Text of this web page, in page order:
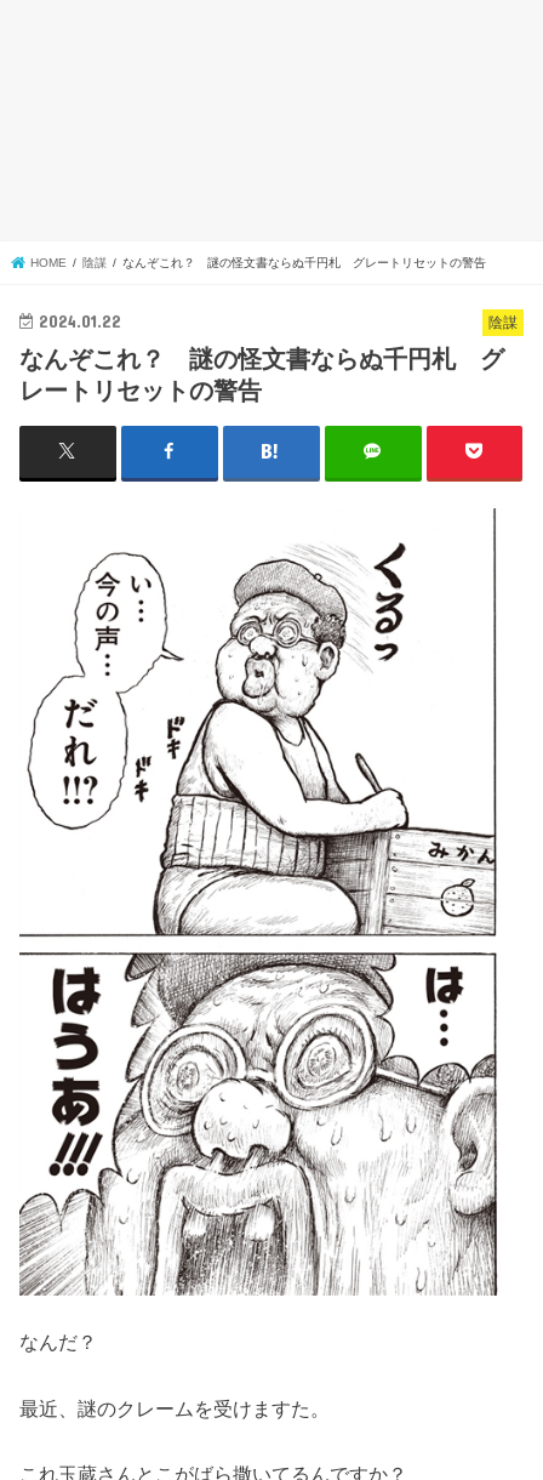
HOME 陰謀 なんぞこれ？ 謎の怪文書ならぬ千円札 グレートリセットの警告
陰謀
2024.01.22
なんぞこれ？ 謎の怪文書ならぬ千円札 グ
レートリセットの警告
なんだ？
最近、謎のクレームを受けますた。
これ玉蔵さんとこがばら撒いてるんですか？